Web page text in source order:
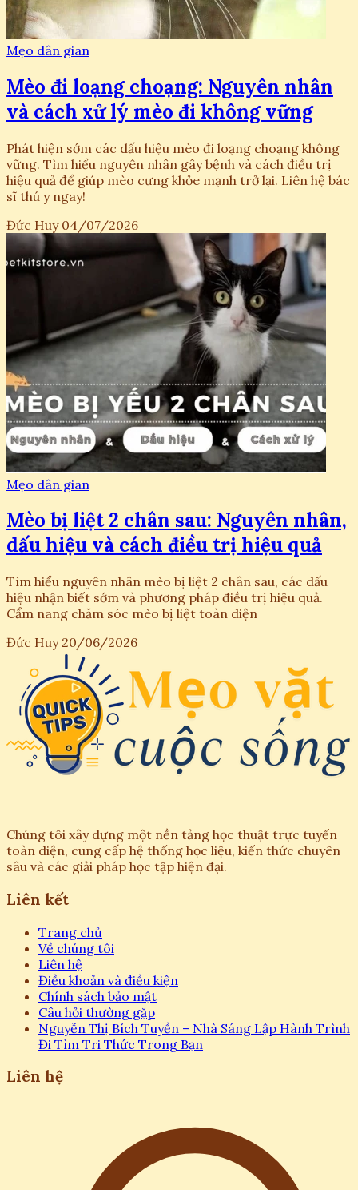
Mẹo dân gian
Mèo đi loạng choạng: Nguyên nhân
và cách xử lý mèo đi không vững
Phát hiện sớm các dấu hiệu mèo đi loạng choạng không
vững. Tìm hiểu nguyên nhân gây bệnh và cách điều trị
hiệu quả để giúp mèo cưng khỏe mạnh trở lại. Liên hệ bác
sĩ thú y ngay!
Đức Huy 04/07/2026
Mẹo dân gian
Mèo bị liệt 2 chân sau: Nguyên nhân,
dấu hiệu và cách điều trị hiệu quả
Tìm hiểu nguyên nhân mèo bị liệt 2 chân sau, các dấu
hiệu nhận biết sớm và phương pháp điều trị hiệu quả.
Cẩm nang chăm sóc mèo bị liệt toàn diện
Đức Huy 20/06/2026
Chúng tôi xây dựng một nền tảng học thuật trực tuyến
toàn diện, cung cấp hệ thống học liệu, kiến thức chuyên
sâu và các giải pháp học tập hiện đại.
Liên kết
Trang chủ
Về chúng tôi
Liên hệ
Điều khoản và điều kiện
Chính sách bảo mật
Câu hỏi thường gặp
Nguyễn Thị Bích Tuyền – Nhà Sáng Lập Hành Trình
Đi Tìm Tri Thức Trong Bạn
Liên hệ